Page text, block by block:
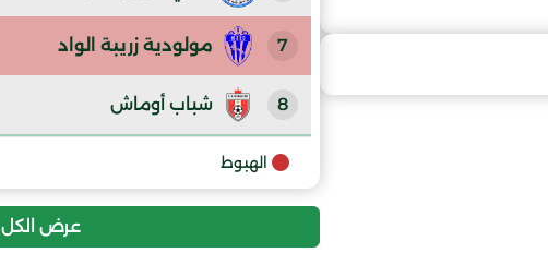
7 مولودية زريبة الواد
8 شباب أوماش
9 الهبوط
عرض الكل